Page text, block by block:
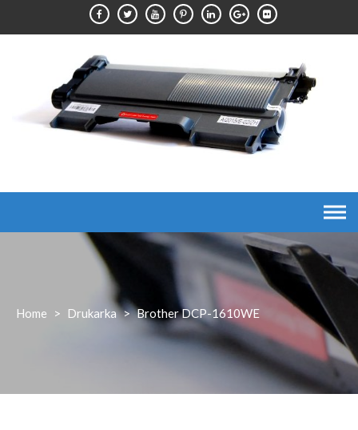
Home > Drukarka > Brother DCP-1610WE